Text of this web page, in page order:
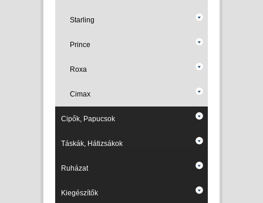
Starling
Prince
Roxa
Cimax
Cipők, Papucsok
Táskák, Hátizsákok
Ruházat
Kiegészítők